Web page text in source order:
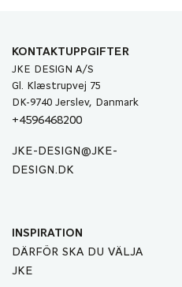
KONTAKTUPPGIFTER
JKE DESIGN A/S
Gl. Klæstrupvej 75
DK-9740 Jerslev, Danmark
+4596468200
JKE-DESIGN@JKE-
DESIGN.DK
INSPIRATION
DÄRFÖR SKA DU VÄLJA
JKE